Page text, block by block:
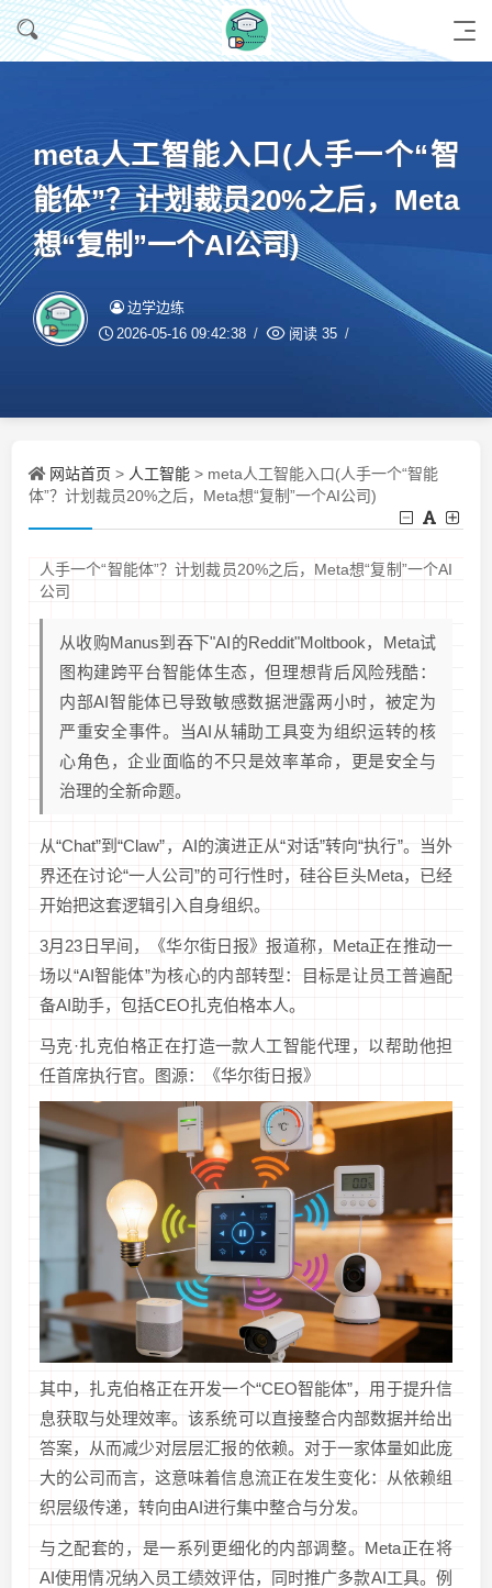
meta人工智能入口(人手一个“智
能体”？计划裁员20%之后，Meta
想“复制”一个AI公司)
边学边练
2026-05-16 09:42:38 阅读 35
网站首页 > 人工智能 > meta人工智能入口(人手一个“智能
体”？计划裁员20%之后，Meta想“复制”一个AI公司)
人手一个“智能体”？计划裁员20%之后，Meta想“复制”一个AI
公司
从收购Manus到吞下"AI的Reddit"Moltbook，Meta试
图构建跨平台智能体生态，但理想背后风险残酷：
内部AI智能体已导致敏感数据泄露两小时，被定为
严重安全事件。当AI从辅助工具变为组织运转的核
心角色，企业面临的不只是效率革命，更是安全与
治理的全新命题。
从“Chat”到“Claw”，AI的演进正从“对话”转向“执行”。当外
界还在讨论“一人公司”的可行性时，硅谷巨头Meta，已经
开始把这套逻辑引入自身组织。
3月23日早间，《华尔街日报》报道称，Meta正在推动一
场以“AI智能体”为核心的内部转型：目标是让员工普遍配
备AI助手，包括CEO扎克伯格本人。
马克·扎克伯格正在打造一款人工智能代理，以帮助他担
任首席执行官。图源：《华尔街日报》
其中，扎克伯格正在开发一个“CEO智能体”，用于提升信
息获取与处理效率。该系统可以直接整合内部数据并给出
答案，从而减少对层层汇报的依赖。对于一家体量如此庞
大的公司而言，这意味着信息流正在发生变化：从依赖组
织层级传递，转向由AI进行集中整合与分发。
与之配套的，是一系列更细化的内部调整。Meta正在将
AI使用情况纳入员工绩效评估，同时推广多款AI工具。例